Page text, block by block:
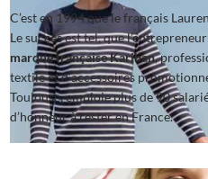
C’est en 1994 que le français
Le succès est tel, que
marque française Kariban,
textile et d’accessoires
Toulouse, emploie plus de 90
d’honneur à rester en France.